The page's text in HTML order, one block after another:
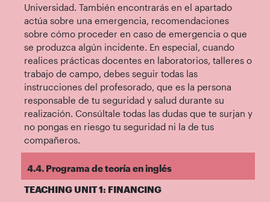
Universidad. También encontrarás en el apartado
actúa sobre una emergencia, recomendaciones
sobre cómo proceder en caso de emergencia o que
se produzca algún incidente. En especial, cuando
realices prácticas docentes en laboratorios, talleres o
trabajo de campo, debes seguir todas las
instrucciones del profesorado, que es la persona
responsable de tu seguridad y salud durante su
realización. Consúltale todas las dudas que te surjan y
no pongas en riesgo tu seguridad ni la de tus
compañeros.
4.4. Programa de teoría en inglés
TEACHING UNIT 1: FINANCING